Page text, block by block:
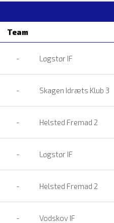
Team
- Løgstør IF
- Skagen Idræts Klub 3
- Helsted Fremad 2
- Løgstør IF
- Helsted Fremad 2
- Vodskov IF